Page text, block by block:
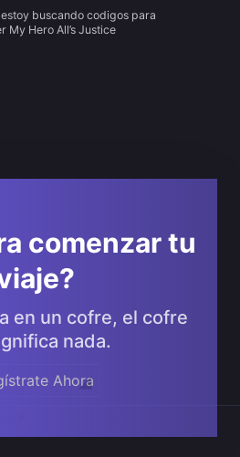
buscando codigos para
My Hero All’s Justice
comenzar tu
en un cofre, el cofre
nada.
Ahora